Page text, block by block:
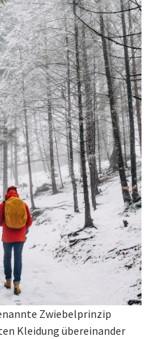
Zwiebelprinzip
Kleidung übereinander